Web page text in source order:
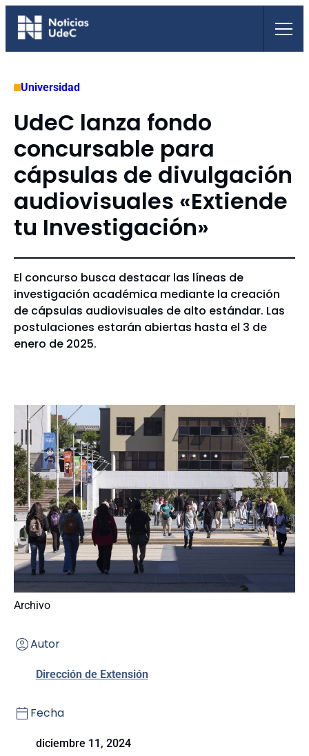
Saltar
Universidad
UdeC lanza fondo
concursable para
cápsulas de divulgación
audiovisuales «Extiende
tu Investigación»
El concurso busca destacar las líneas de
investigación académica mediante la creación
de cápsulas audiovisuales de alto estándar. Las
postulaciones estarán abiertas hasta el 3 de
enero de 2025.
Archivo
Autor
Dirección de Extensión
Fecha
diciembre 11, 2024